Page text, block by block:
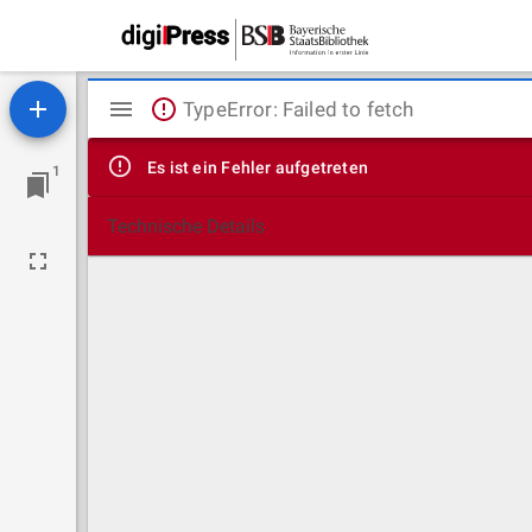
1
Mirador
Viewer
TypeError: Failed to fetch
Es ist ein Fehler aufgetreten
Technische Details